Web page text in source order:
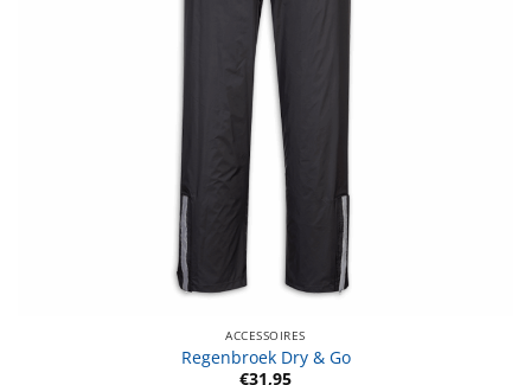
ACCESSOIRES
Regenbroek Dry & Go
€31,95